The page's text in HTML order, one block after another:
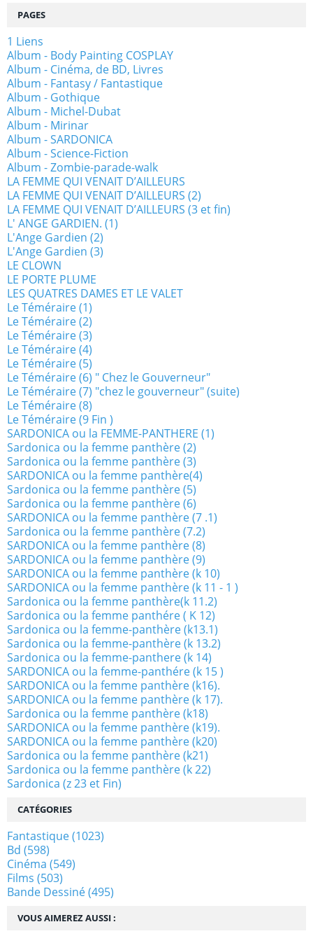
VOUS AIMEREZ AUSSI :
PAGES
1 Liens
Album - Body Painting COSPLAY
Album - Cinéma, de BD, Livres
Album - Fantasy / Fantastique
Album - Gothique
Album - Michel-Dubat
Album - Mirinar
Album - SARDONICA
Album - Science-Fiction
Album - Zombie-parade-walk
LA FEMME QUI VENAIT D’AILLEURS
LA FEMME QUI VENAIT D’AILLEURS (2)
LA FEMME QUI VENAIT D’AILLEURS (3 et fin)
L' ANGE GARDIEN. (1)
L'Ange Gardien (2)
L'Ange Gardien (3)
LE CLOWN
LE PORTE PLUME
LES QUATRES DAMES ET LE VALET
Le Téméraire (1)
Le Téméraire (2)
Le Téméraire (3)
Le Téméraire (4)
Le Téméraire (5)
Le Téméraire (6) " Chez le Gouverneur"
Le Téméraire (7) "chez le gouverneur" (suite)
Le Téméraire (8)
Le Téméraire (9 Fin )
SARDONICA ou la FEMME-PANTHERE (1)
Sardonica ou la femme panthère (2)
Sardonica ou la femme panthère (3)
SARDONICA ou la femme panthère(4)
Sardonica ou la femme panthère (5)
Sardonica ou la femme panthère (6)
SARDONICA ou la femme panthère (7 .1)
Sardonica ou la femme panthère (7.2)
SARDONICA ou la femme panthère (8)
SARDONICA ou la femme panthère (9)
SARDONICA ou la femme panthère (k 10)
SARDONICA ou la femme panthère (k 11 - 1 )
Sardonica ou la femme panthère(k 11.2)
Sardonica ou la femme panthére ( K 12)
Sardonica ou la femme-panthère (k13.1)
Sardonica ou la femme-panthère (k 13.2)
Sardonica ou la femme-panthere (k 14)
SARDONICA ou la femme-panthére (k 15 )
SARDONICA ou la femme panthère (k16).
SARDONICA ou la femme panthère (k 17).
Sardonica ou la femme panthère (k18)
SARDONICA ou la femme panthère (k19).
SARDONICA ou la femme panthère (k20)
Sardonica ou la femme panthère (k21)
Sardonica ou la femme panthère (k 22)
Sardonica (z 23 et Fin)
CATÉGORIES
Fantastique(1023)
Bd (598)
Cinéma (549)
Films (503)
Bande Dessiné(495)